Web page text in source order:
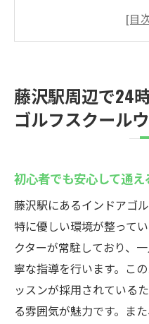
最新技術を駆使
安全で快適なイ
仕事帰りにも最適！
忙しい現代人に
24時間営業のメ
仕事後でもリフ
初心者から上級
プラン
自由な時間に練
藤沢駅周辺で24
ゴルフスクール
初心者でも安心して通え
藤沢駅にあるインドアゴ
特に優しい環境が整って
クターが常駐しており、
寧な指導を行います。こ
ッスンが採用されている
る雰囲気が魅力です。ま